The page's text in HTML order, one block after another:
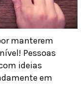
manterem
Pessoas
ideias
em